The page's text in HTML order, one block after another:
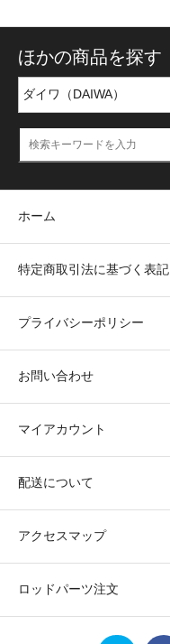
ほかの商品を探す
ホーム
特定商取引法に基づく表記
プライバシーポリシー
お問い合わせ
マイアカウント
配送について
アクセスマップ
ロッドパーツ注文